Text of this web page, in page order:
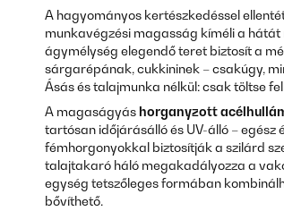
A hagyományos kertészkedéssel
munkavégzési magasság kíméli a
ágymélység elegendő teret biztosít a
sárgarépának, cukkininek – csakúgy,
Ásás és talajmunka nélkül: csak töltse
A magaságyás horganyzott
tartósan időjárásálló és UV-álló –
fémhorgonyokkal biztosítják a szilárd
talajtakaró háló megakadályozza a
egység tetszőleges formában
bővíthető.